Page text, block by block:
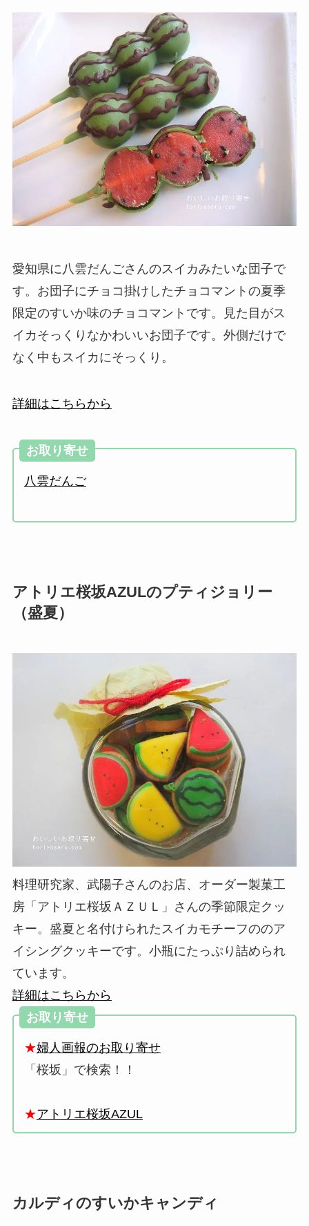
愛知県に八雲だんごさんのスイカみたいな団子で
す。お団子にチョコ掛けしたチョコマントの夏季
限定のすいか味のチョコマントです。見た目がス
イカそっくりなかわいいお団子です。外側だけで
なく中もスイカにそっくり。
詳細はこちらから
お取り寄せ
八雲だんご
アトリエ桜坂AZULのプティジョリー
（盛夏）
料理研究家、武陽子さんのお店、オーダー製菓工
房「アトリエ桜坂ＡＺＵＬ」さんの季節限定クッ
キー。盛夏と名付けられたスイカモチーフののア
イシングクッキーです。小瓶にたっぷり詰められ
ています。
詳細はこちらから
お取り寄せ
★婦人画報のお取り寄せ
「桜坂」で検索！！
★アトリエ桜坂AZUL
カルディのすいかキャンディ